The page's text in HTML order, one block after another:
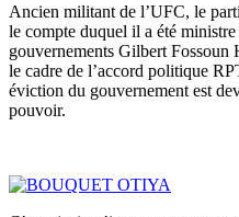
Ancien militant de l’UFC, le
le compte duquel il a été ministre
gouvernements Gilbert
le cadre de l’accord politique
éviction du gouvernement est
pouvoir.